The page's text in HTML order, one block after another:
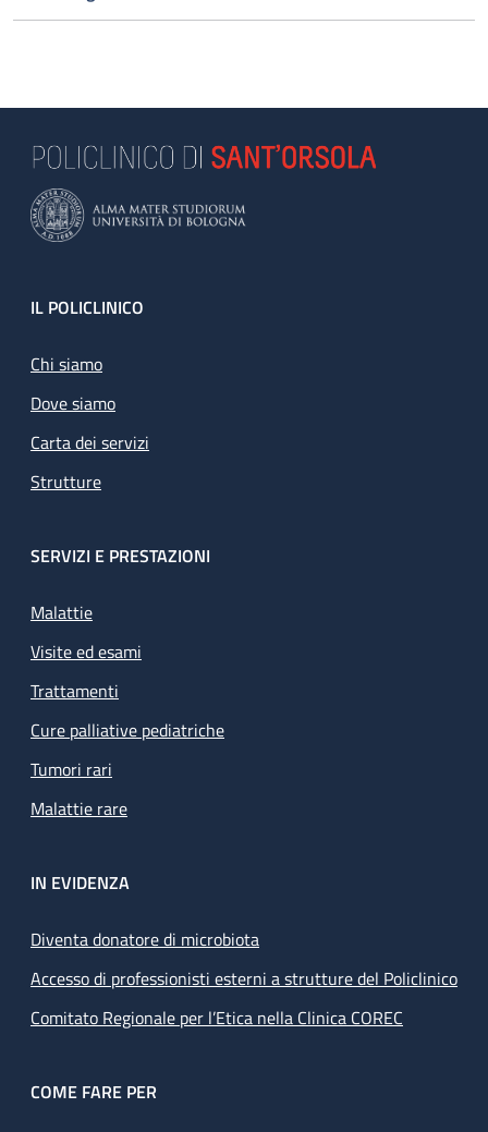
Footer
IL POLICLINICO
Chi siamo
Dove siamo
Carta dei servizi
Strutture
SERVIZI E PRESTAZIONI
Malattie
Visite ed esami
Trattamenti
Cure palliative pediatriche
Tumori rari
Malattie rare
IN EVIDENZA
Diventa donatore di microbiota
Accesso di professionisti esterni a strutture del Policlinico
Comitato Regionale per l’Etica nella Clinica COREC
COME FARE PER